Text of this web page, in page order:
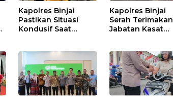
Kapolres Binjai
Pastikan Situasi
Kondusif Saat
Kapolres Binjai
Serah Terimakan
Jabatan Kasat
Utara